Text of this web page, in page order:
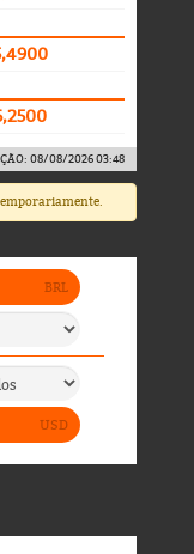
08/08/2026 03:48